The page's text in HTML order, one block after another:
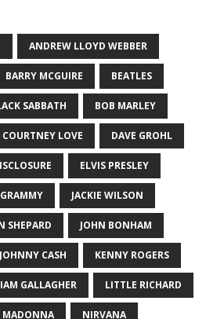
ANDREW LLOYD WEBBER
BARRY MCGUIRE BEATLES
SABBATH BOB MARLEY
COURTNEY LOVE DAVE GROHL
ELVIS PRESLEY
GRAMMY JACKIE WILSON
SHEPARD JOHN BONHAM
JOHNNY CASH KENNY ROGERS
GALLAGHER LITTLE RICHARD
MADONNA NIRVANA